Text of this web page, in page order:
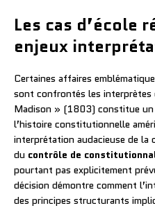
Les cas d’école
enjeux
Certaines affaires
sont confrontés les interprètes
Madison » (1803) constitue un
l’histoire constitutionnelle
interprétation audacieuse de
du contrôle de
pourtant pas explicitement
décision démontre comment
des principes structurants